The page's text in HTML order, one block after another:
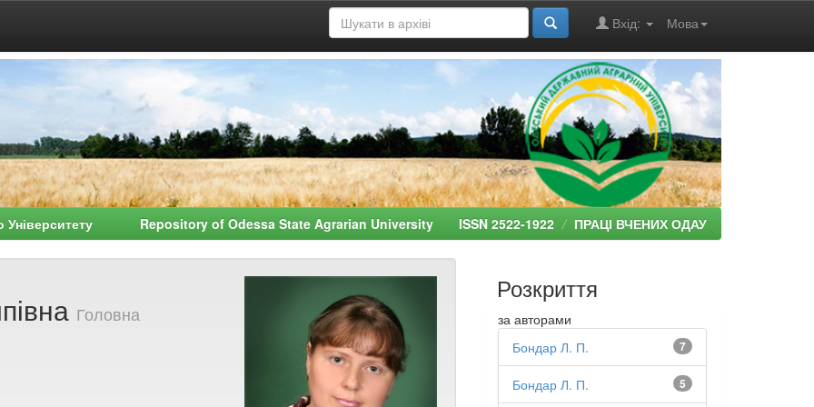
Мова
Вхід:
Університету Repository of Odessa State Agrarian University ISSN 2522-1922 ПРАЦІ ВЧЕНИХ ОДАУ
Головна
Розкриття
за авторами
7
Бондар Л. П.
5
Бондар Л. П.